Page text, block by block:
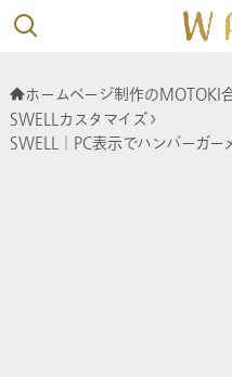
ホームページ制作のMOTOKI
SWELLカスタマイズ
SWELL│PC表示でハンバーガー